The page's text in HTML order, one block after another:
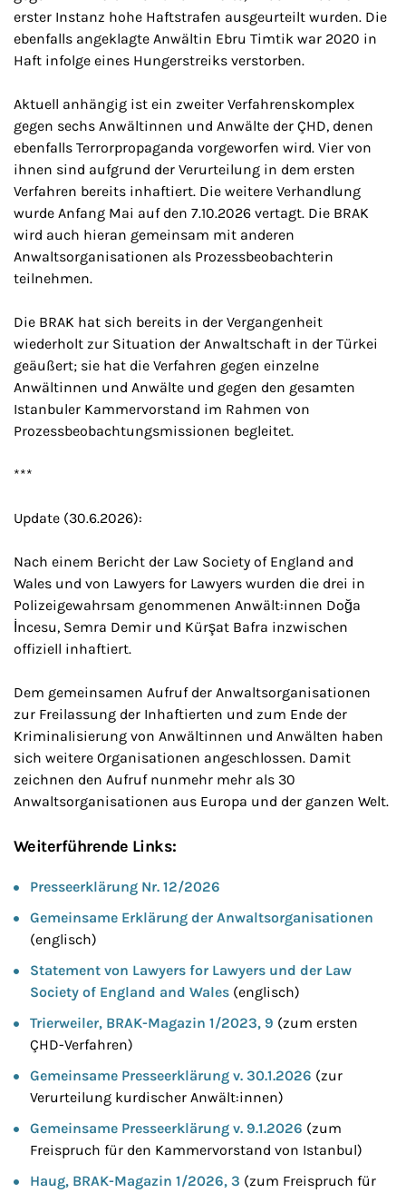
erster Instanz hohe Haftstrafen ausgeurteilt wurden. Die
ebenfalls angeklagte Anwältin Ebru Timtik war 2020 in
Haft infolge eines Hungerstreiks verstorben.
Aktuell anhängig ist ein zweiter Verfahrenskomplex
gegen sechs Anwältinnen und Anwälte der ÇHD, denen
ebenfalls Terrorpropaganda vorgeworfen wird. Vier von
ihnen sind aufgrund der Verurteilung in dem ersten
Verfahren bereits inhaftiert. Die weitere Verhandlung
wurde Anfang Mai auf den 7.10.2026 vertagt. Die BRAK
wird auch hieran gemeinsam mit anderen
Anwaltsorganisationen als Prozessbeobachterin
teilnehmen.
Die BRAK hat sich bereits in der Vergangenheit
wiederholt zur Situation der Anwaltschaft in der Türkei
geäußert; sie hat die Verfahren gegen einzelne
Anwältinnen und Anwälte und gegen den gesamten
Istanbuler Kammervorstand im Rahmen von
Prozessbeobachtungsmissionen begleitet.
***
Update (30.6.2026):
Nach einem Bericht der Law Society of England and
Wales und von Lawyers for Lawyers wurden die drei in
Polizeigewahrsam genommenen Anwält:innen Doğa
İncesu, Semra Demir und Kürşat Bafra inzwischen
offiziell inhaftiert.
Dem gemeinsamen Aufruf der Anwaltsorganisationen
zur Freilassung der Inhaftierten und zum Ende der
Kriminalisierung von Anwältinnen und Anwälten haben
sich weitere Organisationen angeschlossen. Damit
zeichnen den Aufruf nunmehr mehr als 30
Anwaltsorganisationen aus Europa und der ganzen Welt.
Weiterführende Links:
Presseerklärung Nr. 12/2026
Gemeinsame Erklärung der Anwaltsorganisationen
(englisch)
Statement von Lawyers for Lawyers und der Law
Society of England and Wales (englisch)
Trierweiler, BRAK-Magazin 1/2023, 9 (zum ersten
ÇHD-Verfahren)
Gemeinsame Presseerklärung v. 30.1.2026 (zur
Verurteilung kurdischer Anwält:innen)
Gemeinsame Presseerklärung v. 9.1.2026 (zum
Freispruch für den Kammervorstand von Istanbul)
Haug, BRAK-Magazin 1/2026, 3 (zum Freispruch für